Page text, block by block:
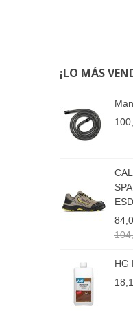
¡LO MÁS
HG